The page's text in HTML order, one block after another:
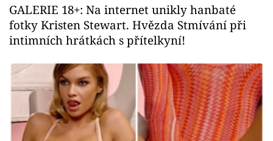
GALERIE 18+: Na internet unikly hanbaté
fotky Kristen Stewart. Hvězda Stmívání při
intimních hrátkách s přítelkyní!